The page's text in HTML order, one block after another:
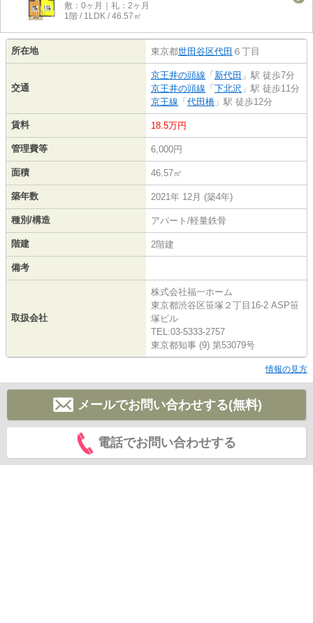
敷：0ヶ月｜礼：2ヶ月
1階 / 1LDK / 46.57㎡
所在地 東京都世田谷区代田 ６丁目
交通
京王井の頭線 「 新代田 」駅 徒歩7分
京王井の頭線 「 下北沢 」駅 徒歩11分
京王線 「 代田橋 」駅 徒歩12分
賃料 18.5万円
管理費等 6,000円
面積 46.57㎡
築年数 2021年 12月 (築4年)
種別/構造 アパート/軽量鉄骨
階建 2階建
備考
取扱会社
株式会社福一ホーム
東京都渋谷区笹塚２丁目16-2 ASP笹
塚ビル
TEL:03-5333-2757
東京都知事 (9) 第53079号
情報の見方
メールでお問い合わせする(無料)
電話でお問い合わせする